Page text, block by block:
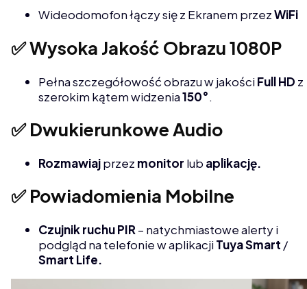
Wideodomofon łączy się z Ekranem przezWiFi
✅ Wysoka Jakość Obrazu 1080P
Pełna szczegółowość obrazu w jakościFull HD z
szerokim kątem widzenia150°.
✅ Dwukierunkowe Audio
Rozmawiajprzez monitor lub aplikację.
✅ Powiadomienia Mobilne
Czujnik ruchu PIR – natychmiastowe alerty i
podgląd na telefonie w aplikacjiTuya Smart /
Smart Life.